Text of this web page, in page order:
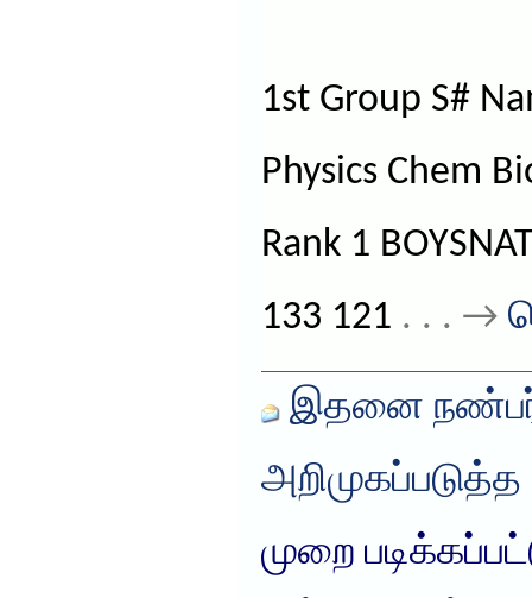
1st Group S#
Physics Chem
Rank 1
133 121 . . . →
இதனை
அறிமுகப்படுத்த
முறை